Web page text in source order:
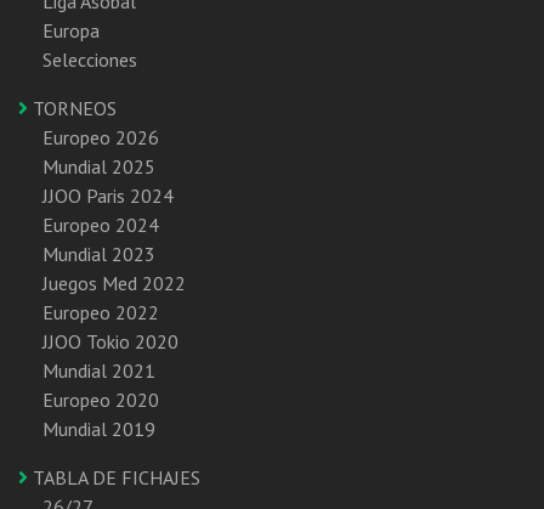
Europa
Selecciones
TORNEOS
Europeo 2026
Mundial 2025
JJOO Paris 2024
Europeo 2024
Mundial 2023
Juegos Med 2022
Europeo 2022
JJOO Tokio 2020
Mundial 2021
Europeo 2020
Mundial 2019
TABLA DE FICHAJES